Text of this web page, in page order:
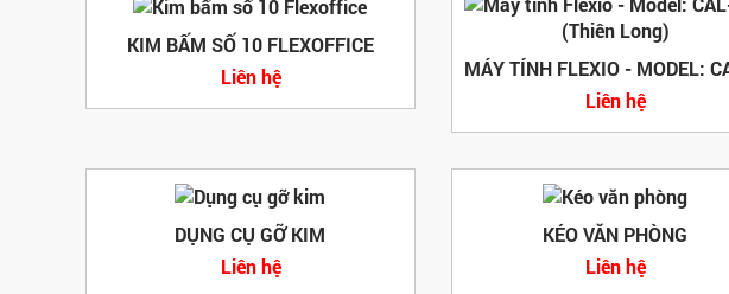
KIM BẤM SỐ 10 FLEXOFFICE
Liên hệ
Liên hệ
DỤNG CỤ GỠ KIM
Liên hệ
KÉO VĂN PHÒNG
Liên hệ